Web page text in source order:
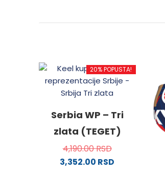
20% POPUSTA!
Serbia WP – Tri
zlata (TEGET)
4,190.00RSD
3,352.00 RSD